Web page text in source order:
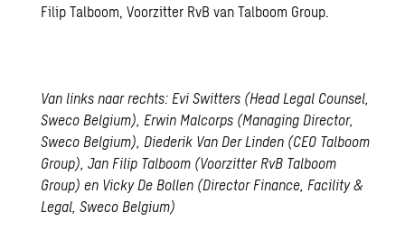
Filip Talboom, Voorzitter RvB van Talboom Group.
Van links naar rechts: Evi Switters (Head Legal Counsel,
Sweco Belgium), Erwin Malcorps (Managing Director,
Sweco Belgium), Diederik Van Der Linden (CEO Talboom
Group), Jan Filip Talboom (Voorzitter RvB Talboom
Group) en Vicky De Bollen (Director Finance, Facility &
Legal, Sweco Belgium)